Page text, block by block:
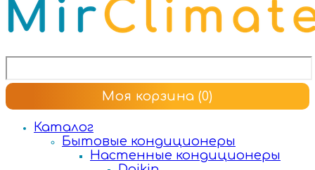
Моя корзина (0)
Каталог
Бытовые кондиционеры
Настенные кондиционеры